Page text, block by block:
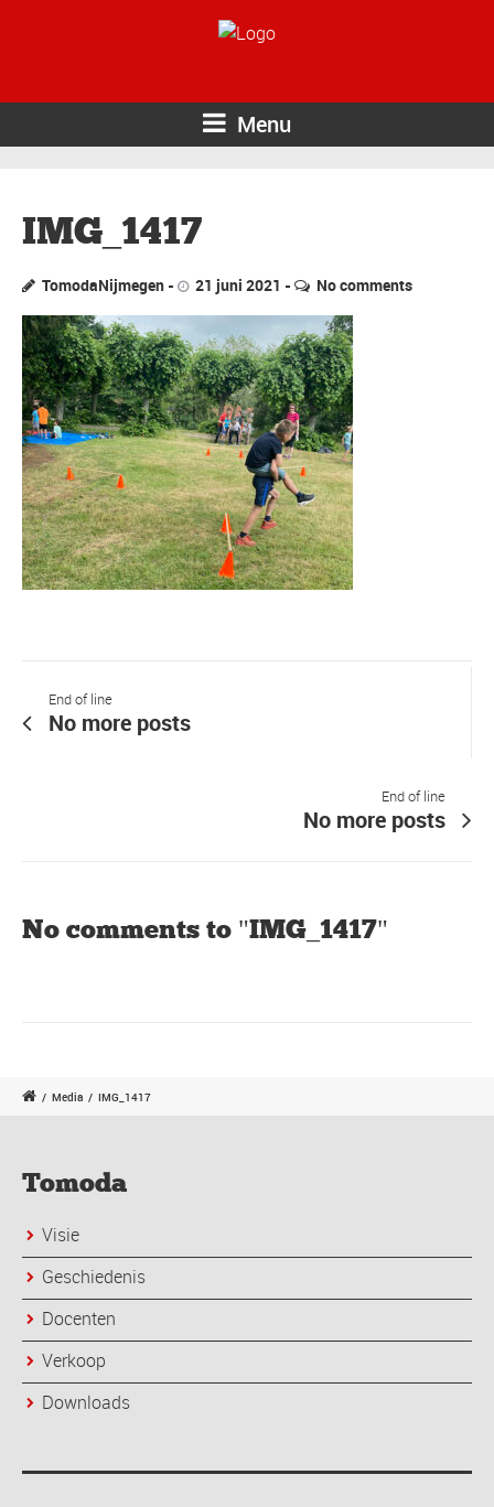
Menu
IMG_1417
TomodaNijmegen 21 juni 2021 No comments
End of line
No more posts
End of line
No more posts
No comments to "IMG_1417"
/ Media / IMG_1417
Tomoda
Visie
Geschiedenis
Docenten
Verkoop
Downloads